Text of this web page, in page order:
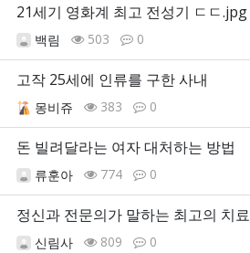
21세기 영화계 최고 전성기 ㄷㄷ.jpg
백림 503 0
고작 25세에 인류를 구한 사내
몽비쥬 383 0
돈 빌려달라는 여자 대처하는 방법
류훈아 774 0
정신과 전문의가 말하는 최고의 치료
신림사 809 0